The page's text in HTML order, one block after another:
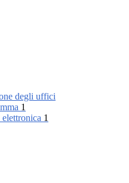
degli uffici
1
1